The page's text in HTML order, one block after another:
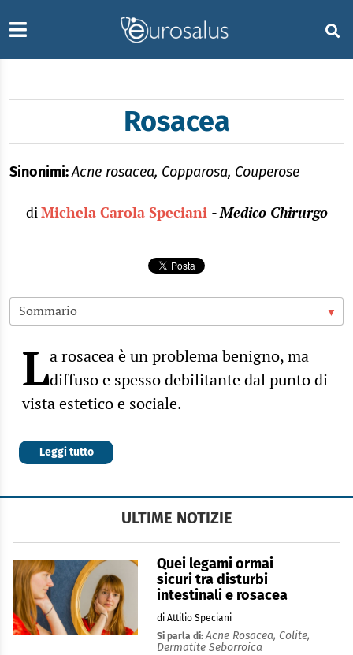
Rosacea
Sinonimi:Acne rosacea, Copparosa, Couperose
diMichela Carola Speciani - Medico Chirurgo
La rosacea è un problema benigno, ma
diffuso e spesso debilitante dal punto di
vista estetico e sociale.
Leggi tutto
ULTIME NOTIZIE
Quei legami ormai
sicuri tra disturbi
intestinali e rosacea
di Attilio Speciani
Si parla di:Acne Rosacea, Colite,
Dermatite Seborroica